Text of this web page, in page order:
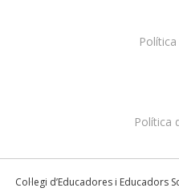
Col·legi d’Educadores i Educadors
Política